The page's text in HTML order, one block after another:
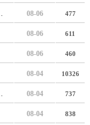
08-06 477
08-06 611
08-06 460
08-04 10326
08-04 737
08-04 838